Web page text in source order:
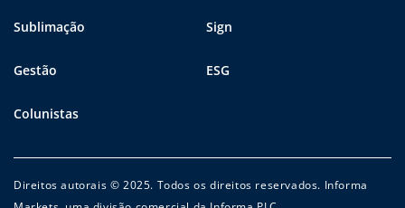
Sublimação Sign
Gestão ESG
Colunistas
Direitos autorais © 2025. Todos os direitos reservados. Informa